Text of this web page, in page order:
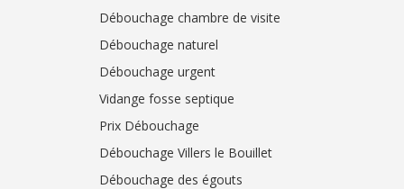
Débouchage chambre de visite
Débouchage naturel
Débouchage urgent
Vidange fosse septique
Prix Débouchage
Débouchage Villers le Bouillet
Débouchage des égouts